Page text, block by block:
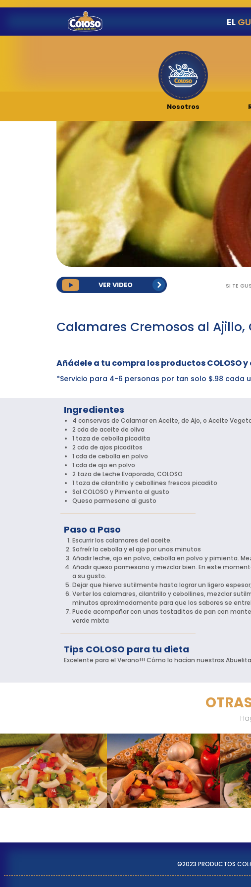
EL
Nosotros
VER VIDEO SI TE
Calamares Cremosos al Ajillo,
Añádele a tu compra los productos
*Servicio para 4-6 personas por tan solo $.98 cada
Ingredientes
4 conservas de Calamar en Aceite, de Ajo, o Aceite
2 cda de aceite de oliva
1 taza de cebolla picadita
2 cda de ajos picaditos
1 cda de cebolla en polvo
1 cda de ajo en polvo
2 taza de Leche Evaporada, COLOSO
1 taza de cilantrillo y cebollines frescos picadito
Sal COLOSO y Pimienta al gusto
Queso parmesano al gusto
Paso a Paso
Escurrir los calamares del aceite.
Sofreír la cebolla y el ajo por unos minutos
Añadir leche, ajo en polvo, cebolla en polvo y pimienta.
Añadir queso parmesano y mezclar bien. En este
a su gusto.
Dejar que hierva sutilmente hasta lograr un ligero
Verter los calamares, cilantrillo y cebollines, mezclar
minutos aproximadamente para que los sabores se
Puede acompañar con unas tostaditas de pan con
verde mixta
Tips COLOSO para tu dieta
Excelente para el Verano!!! Cómo lo hacían nuestras
©2023 PRODUCTOS